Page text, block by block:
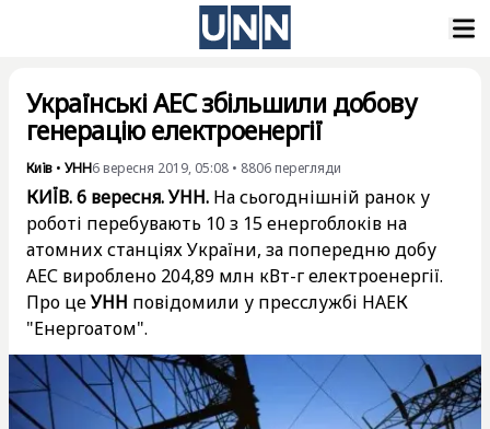
Українські АЕС збільшили добову
генерацію електроенергії
Київ • УНН6 вересня 2019, 05:08 • 8806 перегляди
КИЇВ. 6 вересня. УНН. На сьогоднішній ранок у
роботі перебувають 10 з 15 енергоблоків на
атомних станціях України, за попередню добу
АЕС вироблено 204,89 млн кВт-г електроенергії.
Про цеУНН повідомили у пресслужбі НАЕК
"Енергоатом".